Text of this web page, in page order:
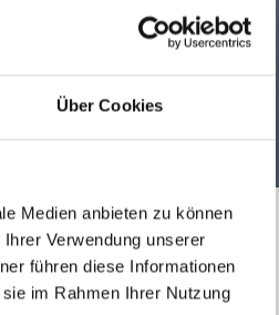
Über Cookies
Medien anbieten zu können
Verwendung unserer
führen diese Informationen
im Rahmen Ihrer Nutzung